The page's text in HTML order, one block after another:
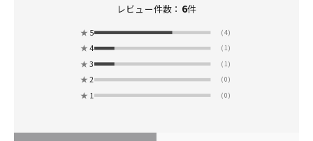
レビュー件数： 6件
★ 5 (4)
★ 4 (1)
★ 3 (1)
★ 2 (0)
★ 1 (0)